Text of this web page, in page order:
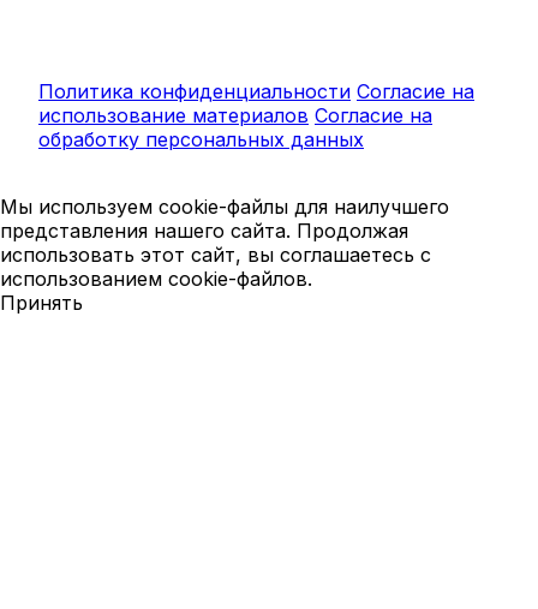
Политика конфиденциальности Согласие на
использование материалов Согласие на
обработку персональных данных
Мы используем cookie-файлы для наилучшего
представления нашего сайта. Продолжая
использовать этот сайт, вы соглашаетесь с
использованием cookie-файлов.
Принять